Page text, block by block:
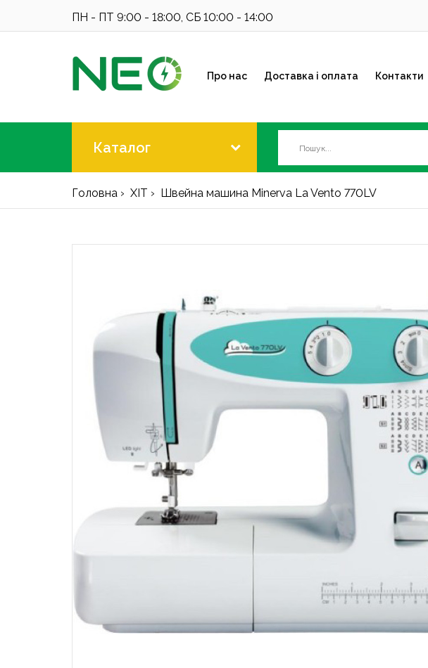
ПН - ПТ 9:00 - 18:00, СБ 10:00 - 14:00
Про нас Доставка і оплата Контакти
Каталог
Головна ХІТ Швейна машина Minerva La Vento 770LV